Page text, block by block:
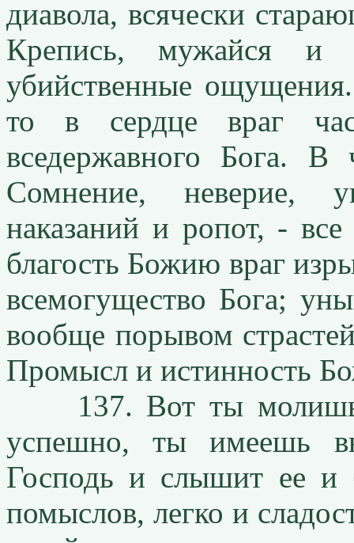
диавола, всячески
Крепись, мужайся и
убийственные
то в сердце враг
вседержавного Бога. В
Сомнение, неверие,
наказаний и ропот, -
благость Божию враг
всемогущество Бога;
вообще порывом
Промысл и истинность
137. Вот ты
успешно, ты имеешь
Господь и слышит ее и
помыслов, легко и